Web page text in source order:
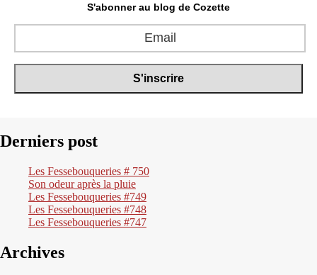
S'abonner au blog de Cozette
Derniers post
Les Fessebouqueries # 750
Son odeur après la pluie
Les Fessebouqueries #749
Les Fessebouqueries #748
Les Fessebouqueries #747
Archives